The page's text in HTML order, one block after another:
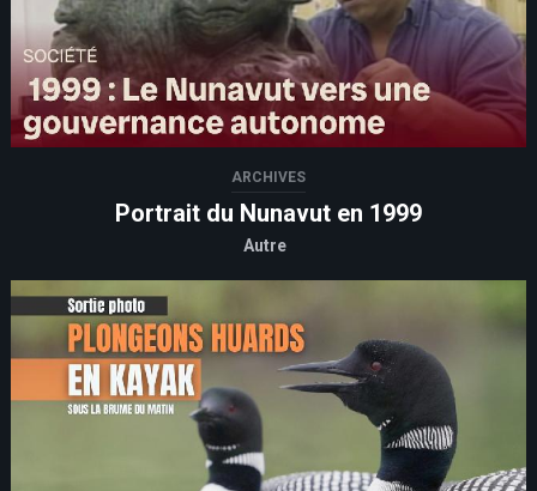
ARCHIVES
Portrait du Nunavut en 1999
Autre